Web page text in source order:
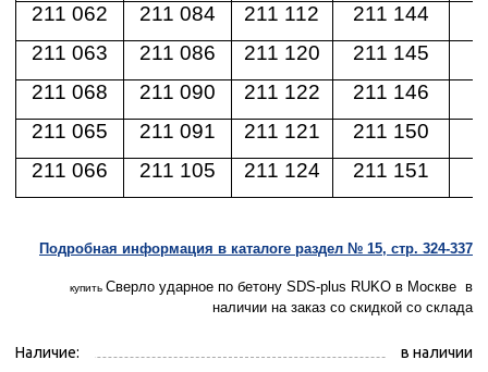
211 062 211 084 211 112 211 144
211 063
211 086 211 120 211 145
211 068
211 090 211 122 211 146
211 065
211 091 211 121 211 150
211 066
211 105 211 124 211 151
Подробная информация в каталоге раздел № 15, стр. 324-337
купить Сверло ударное по бетону SDS-plus RUKO в Москве в
наличии на заказ со скидкой со склада
Наличие: в наличии